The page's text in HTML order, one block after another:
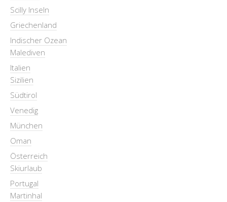
Scilly Inseln
Griechenland
Indischer Ozean
Malediven
Italien
Sizilien
Südtirol
Venedig
München
Oman
Österreich
Skiurlaub
Portugal
Martinhal